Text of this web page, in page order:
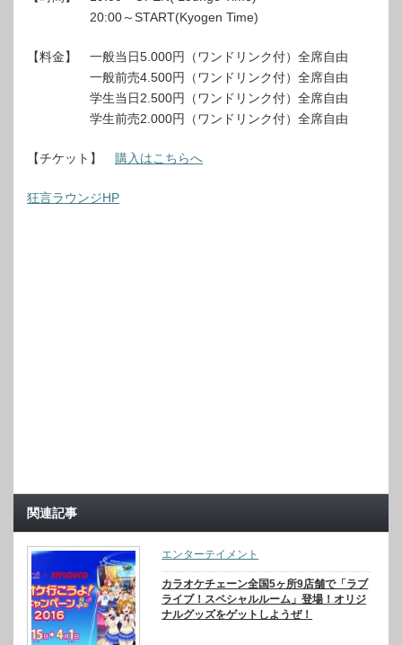
20:00～START(Kyogen Time)
【料金】 一般当日5.000円（ワンドリンク付）全席自由
一般前売4.500円（ワンドリンク付）全席自由
学生当日2.500円（ワンドリンク付）全席自由
学生前売2.000円（ワンドリンク付）全席自由
【チケット】 購入はこちらへ
狂言ラウンジHP
関連記事
エンターテイメント
カラオケチェーン全国5ヶ所9店舗で「ラブ
ライブ！スペシャルルーム」登場！オリジ
ナルグッズをゲットしようぜ！